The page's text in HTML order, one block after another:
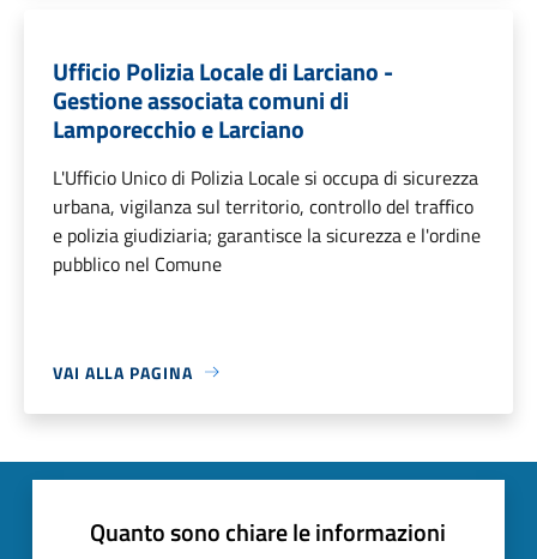
Ufficio Polizia Locale di Larciano -
Gestione associata comuni di
Lamporecchio e Larciano
L'Ufficio Unico di Polizia Locale si occupa di sicurezza
urbana, vigilanza sul territorio, controllo del traffico
e polizia giudiziaria; garantisce la sicurezza e l'ordine
pubblico nel Comune
VAI ALLA PAGINA
Quanto sono chiare le informazioni